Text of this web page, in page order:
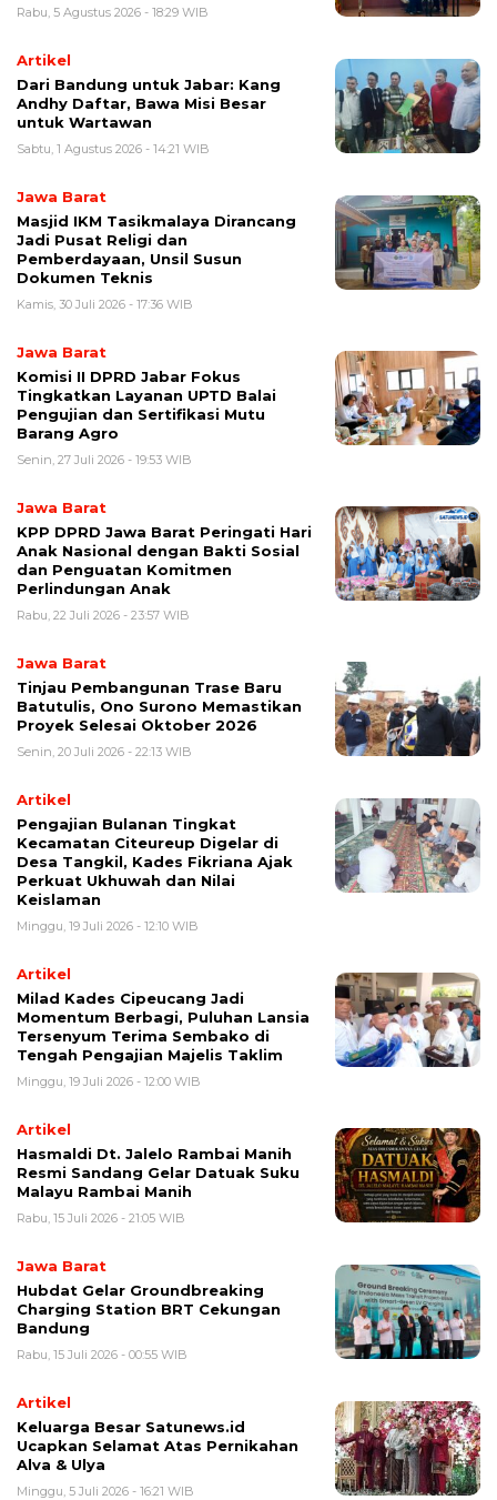
Rabu, 5 Agustus 2026 - 18:29 WIB
Artikel
Dari Bandung untuk Jabar: Kang
Andhy Daftar, Bawa Misi Besar
untuk Wartawan
Sabtu, 1 Agustus 2026 - 14:21 WIB
Jawa Barat
Masjid IKM Tasikmalaya Dirancang
Jadi Pusat Religi dan
Pemberdayaan, Unsil Susun
Dokumen Teknis
Kamis, 30 Juli 2026 - 17:36 WIB
Jawa Barat
Komisi II DPRD Jabar Fokus
Tingkatkan Layanan UPTD Balai
Pengujian dan Sertifikasi Mutu
Barang Agro
Senin, 27 Juli 2026 - 19:53 WIB
Jawa Barat
KPP DPRD Jawa Barat Peringati Hari
Anak Nasional dengan Bakti Sosial
dan Penguatan Komitmen
Perlindungan Anak
Rabu, 22 Juli 2026 - 23:57 WIB
Jawa Barat
Tinjau Pembangunan Trase Baru
Batutulis, Ono Surono Memastikan
Proyek Selesai Oktober 2026
Senin, 20 Juli 2026 - 22:13 WIB
Artikel
Pengajian Bulanan Tingkat
Kecamatan Citeureup Digelar di
Desa Tangkil, Kades Fikriana Ajak
Perkuat Ukhuwah dan Nilai
Keislaman
Minggu, 19 Juli 2026 - 12:10 WIB
Artikel
Milad Kades Cipeucang Jadi
Momentum Berbagi, Puluhan Lansia
Tersenyum Terima Sembako di
Tengah Pengajian Majelis Taklim
Minggu, 19 Juli 2026 - 12:00 WIB
Artikel
Hasmaldi Dt. Jalelo Rambai Manih
Resmi Sandang Gelar Datuak Suku
Malayu Rambai Manih
Rabu, 15 Juli 2026 - 21:05 WIB
Jawa Barat
Hubdat Gelar Groundbreaking
Charging Station BRT Cekungan
Bandung
Rabu, 15 Juli 2026 - 00:55 WIB
Artikel
Keluarga Besar Satunews.id
Ucapkan Selamat Atas Pernikahan
Alva & Ulya
Minggu, 5 Juli 2026 - 16:21 WIB